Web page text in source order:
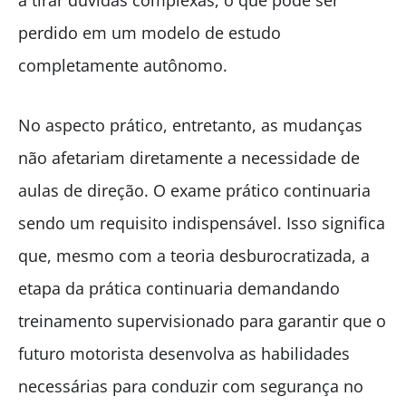
perdido em um modelo de estudo
completamente autônomo.
No aspecto prático, entretanto, as mudanças
não afetariam diretamente a necessidade de
aulas de direção. O exame prático continuaria
sendo um requisito indispensável. Isso significa
que, mesmo com a teoria desburocratizada, a
etapa da prática continuaria demandando
treinamento supervisionado para garantir que o
futuro motorista desenvolva as habilidades
necessárias para conduzir com segurança no